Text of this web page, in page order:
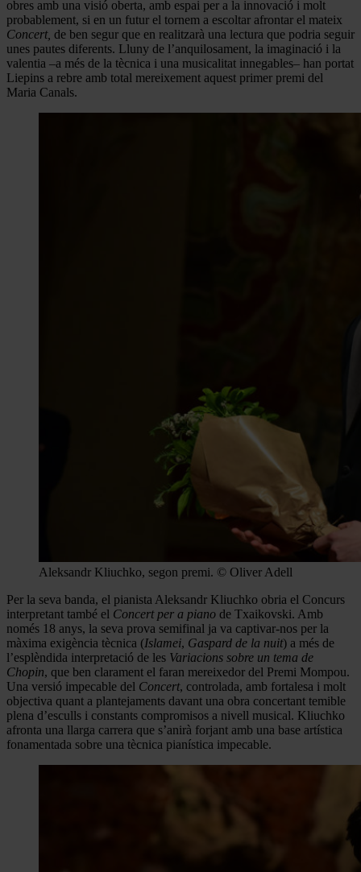
obres amb una visió oberta, amb espai per a la innovació i molt
probablement, si en un futur el tornem a escoltar afrontar el mateix
Concert, de ben segur que en realitzarà una lectura que podria seguir
unes pautes diferents. Lluny de l’anquilosament, la imaginació i la
valentia –a més de la tècnica i una musicalitat innegables– han portat
Liepins a rebre amb total mereixement aquest primer premi del
Maria Canals.
Aleksandr Kliuchko, segon premi. © Oliver Adell
Per la seva banda, el pianista Aleksandr Kliuchko obria el Concurs
interpretant també el Concert per a piano de Txaikovski. Amb
només 18 anys, la seva prova semifinal ja va captivar-nos per la
màxima exigència tècnica (Islamei, Gaspard de la nuit) a més de
l’esplèndida interpretació de les Variacions sobre un tema de
Chopin, que ben clarament el faran mereixedor del Premi Mompou.
Una versió impecable del Concert, controlada, amb fortalesa i molt
objectiva quant a plantejaments davant una obra concertant temible
plena d’esculls i constants compromisos a nivell musical. Kliuchko
afronta una llarga carrera que s’anirà forjant amb una base artística
fonamentada sobre una tècnica pianística impecable.